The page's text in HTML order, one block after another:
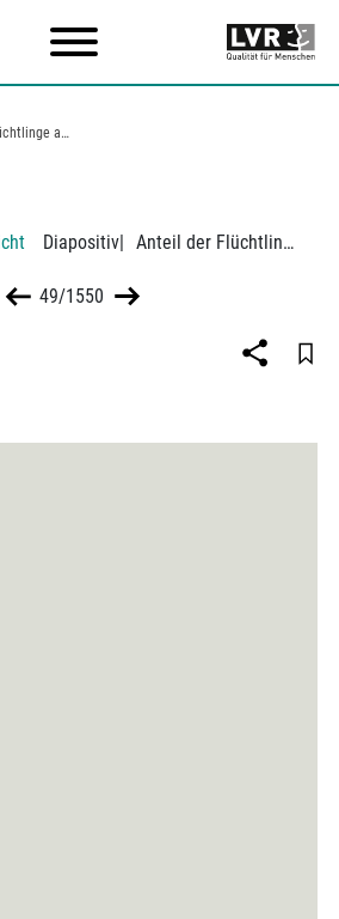
Anteil der Flüchtlinge an der…
Diapositiv| Anteil der Flüchtlinge an der Gesamtbevölkerung in NRW (Stand Juni 1949)
49/1550